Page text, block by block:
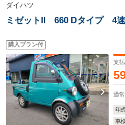
ダイハツ
ミゼットII 660 Dタイプ 4
購入プラン付
支
通
年
車検